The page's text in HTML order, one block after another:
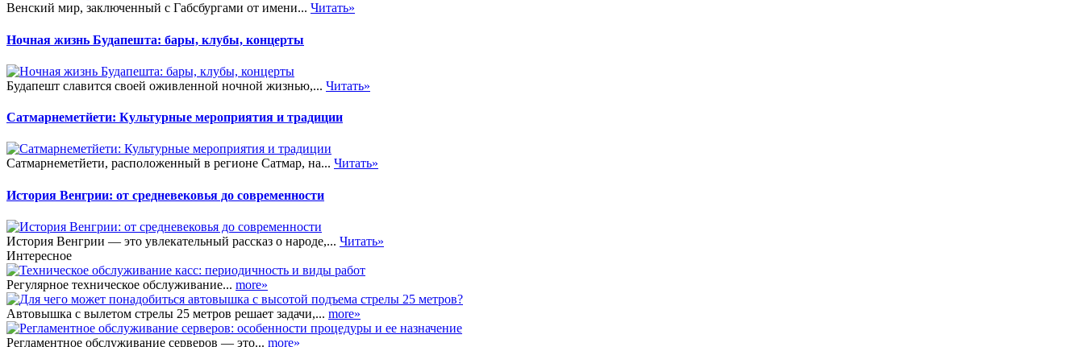
Венский мир, заключенный с Габсбургами от имени... Читать»
Ночная жизнь Будапешта: бары, клубы, концерты
Будапешт славится своей оживленной ночной жизнью,... Читать»
Сатмарнеметйети: Культурные мероприятия и традиции
Сатмарнеметйети, расположенный в регионе Сатмар, на... Читать»
История Венгрии: от средневековья до современности
История Венгрии — это увлекательный рассказ о народе,... Читать»
Интересное
Регулярное техническое обслуживание... more»
Автовышка с вылетом стрелы 25 метров решает задачи,... more»
Регламентное обслуживание серверов — это... more»